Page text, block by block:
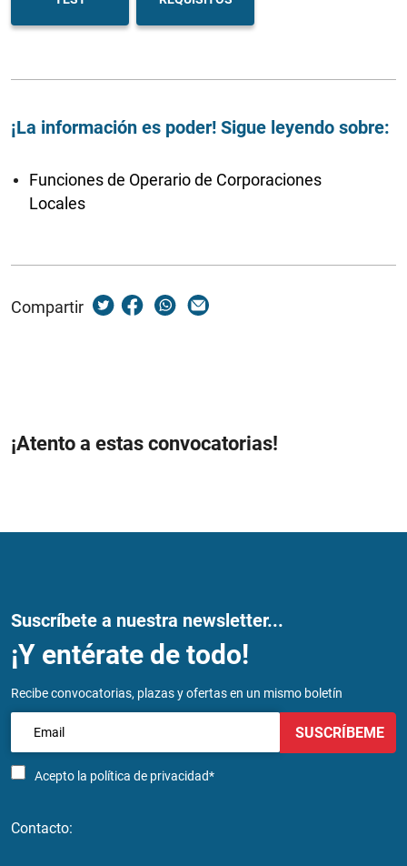
¡La información es poder! Sigue leyendo sobre:
Funciones de Operario de Corporaciones
Locales
Compartir
¡Atento a estas convocatorias!
Suscríbete a nuestra newsletter...
¡Y entérate de todo!
Recibe convocatorias, plazas y ofertas en un mismo boletín
Acepto la política de privacidad*
SUSCRÍBEME
Contacto: